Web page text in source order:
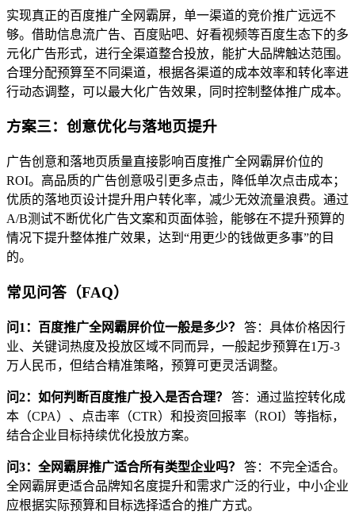
实现真正的百度推广全网霸屏，单一渠道的竞价推广远远不
够。借助信息流广告、百度贴吧、好看视频等百度生态下的多
元化广告形式，进行全渠道整合投放，能扩大品牌触达范围。
合理分配预算至不同渠道，根据各渠道的成本效率和转化率进
行动态调整，可以最大化广告效果，同时控制整体推广成本。
方案三：创意优化与落地页提升
广告创意和落地页质量直接影响百度推广全网霸屏价位的
ROI。高品质的广告创意吸引更多点击，降低单次点击成本；
优质的落地页设计提升用户转化率，减少无效流量浪费。通过
A/B测试不断优化广告文案和页面体验，能够在不提升预算的
情况下提升整体推广效果，达到“用更少的钱做更多事”的目
的。
常见问答（FAQ）
问1：百度推广全网霸屏价位一般是多少？
答：具体价格因行
业、关键词热度及投放区域不同而异，一般起步预算在1万-3
万人民币，但结合精准策略，预算可更灵活调整。
问2：如何判断百度推广投入是否合理？
答：通过监控转化成
本（CPA）、点击率（CTR）和投资回报率（ROI）等指标，
结合企业目标持续优化投放方案。
问3：全网霸屏推广适合所有类型企业吗？
答：不完全适合。
全网霸屏更适合品牌知名度提升和需求广泛的行业，中小企业
应根据实际预算和目标选择适合的推广方式。